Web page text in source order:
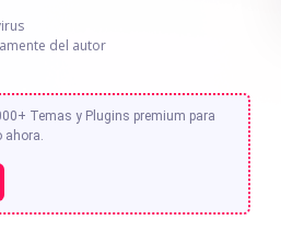
del autor
Temas y Plugins premium para